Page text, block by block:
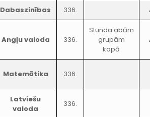
Dabaszinības 336.
Angļu valoda 336.
Stunda abām
grupām
kopā
Matemātika 336.
Latviešu
valoda
336.